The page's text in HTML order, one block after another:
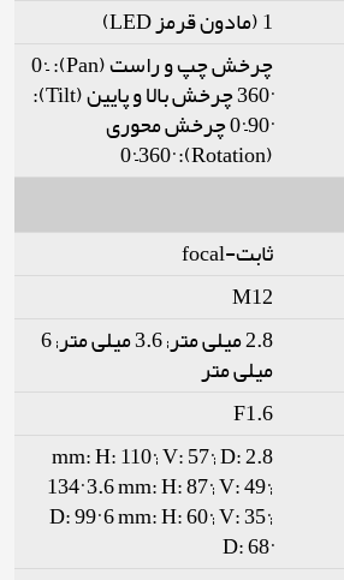
1 (مادون قرمز LED)
چرخش چپ و راست (Pan): 0°–
360° چرخش بالا و پایین (Tilt):
0°–90° چرخش محوری
(Rotation): 0°–360°
ثابت-focal
M12
2.8 میلی متر; 3.6 میلی متر; 6
میلی متر
F1.6
2.8 mm: H: 110°; V: 57°; D:
134° 3.6 mm: H: 87°; V: 49°;
D: 99° 6 mm: H: 60°; V: 35°;
D: 68°